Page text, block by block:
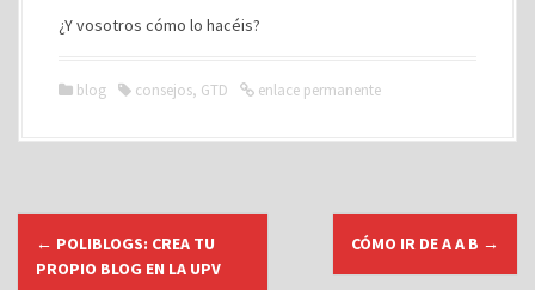
¿Y vosotros cómo lo hacéis?
blog consejos, GTD enlace permanente
← POLIBLOGS: CREA TU
PROPIO BLOG EN LA UPV
CÓMO IR DE A A B →